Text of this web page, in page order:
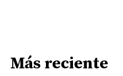
Más reciente